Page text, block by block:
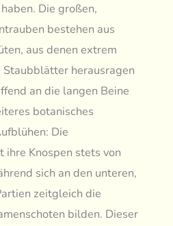
Die großen,
bestehen aus
aus denen extrem
herausragen
an die langen Beine
botanisches
Die
ihre Knospen stets von
sich an den unteren,
zeitgleich die
bilden. Dieser